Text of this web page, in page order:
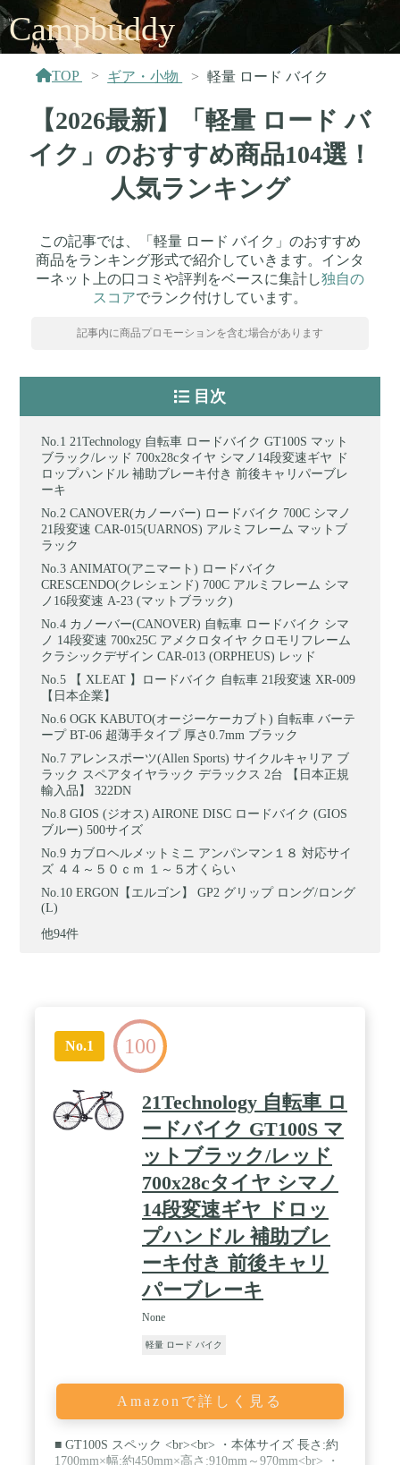
Campbuddy
TOP ギア・小物 軽量 ロード バイク
【2026最新】「軽量 ロード バ
イク」のおすすめ商品104選！
人気ランキング
この記事では、「軽量 ロード バイク」のおすすめ
商品をランキング形式で紹介していきます。インタ
ーネット上の口コミや評判をベースに集計し独自の
スコアでランク付けしています。
記事内に商品プロモーションを含む場合があります
目次
21Technology 自転車 ロードバイク GT100S マット
ブラック/レッド 700x28cタイヤ シマノ14段変速ギヤ ド
ロップハンドル 補助ブレーキ付き 前後キャリパーブレ
ーキ
CANOVER(カノーバー) ロードバイク 700C シマノ
21段変速 CAR-015(UARNOS) アルミフレーム マットブ
ラック
ANIMATO(アニマート) ロードバイク
CRESCENDO(クレシェンド) 700C アルミフレーム シマ
ノ16段変速 A-23 (マットブラック)
カノーバー(CANOVER) 自転車 ロードバイク シマ
ノ 14段変速 700x25C アメクロタイヤ クロモリフレーム
クラシックデザイン CAR-013 (ORPHEUS) レッド
【 XLEAT 】ロードバイク 自転車 21段変速 XR-009
【日本企業】
OGK KABUTO(オージーケーカブト) 自転車 バーテ
ープ BT-06 超薄手タイプ 厚さ0.7mm ブラック
アレンスポーツ(Allen Sports) サイクルキャリア ブ
ラック スペアタイヤラック デラックス 2台 【日本正規
輸入品】 322DN
GIOS (ジオス) AIRONE DISC ロードバイク (GIOS
ブルー) 500サイズ
カブロヘルメットミニ アンパンマン１８ 対応サイ
ズ ４４～５０ｃｍ １～５才くらい
ERGON【エルゴン】 GP2 グリップ ロング/ロング
(L)
他94件
No.1 100
21Technology 自転車 ロ
ードバイク GT100S マ
ットブラック/レッド
700x28cタイヤ シマノ
14段変速ギヤ ドロッ
プハンドル 補助ブレ
ーキ付き 前後キャリ
パーブレーキ
None
軽量 ロード バイク
Amazonで詳しく見る
■ GT100S スペック <br><br> ・本体サイズ 長さ:約
1700mm×幅:約450mm×高さ:910mm～970mm<br> ・